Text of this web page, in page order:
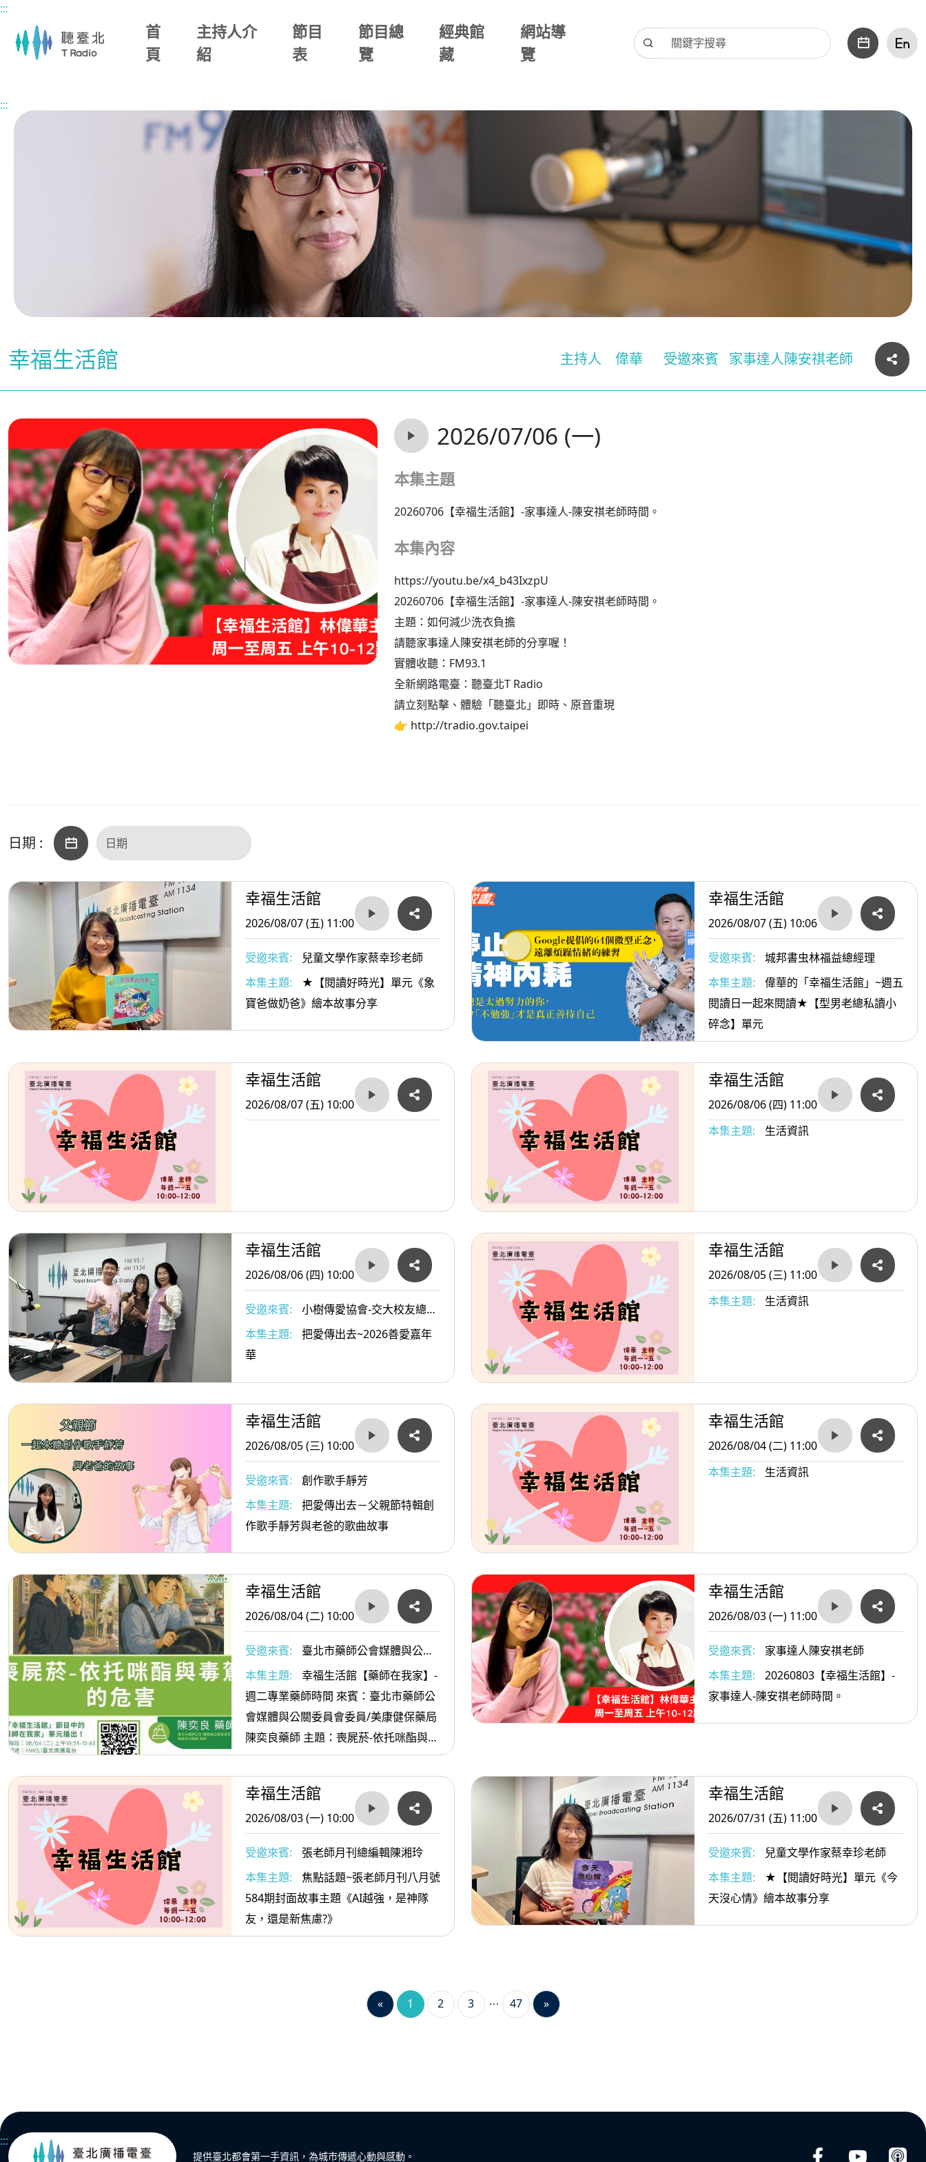
主要內容區塊
:::
首
頁
主持人介
紹
節目
表
節目總
覽
經典館
藏
網站導
覽
:::
幸福生活館 主持人 偉華 受邀來賓 家事達人陳安祺老師
2026/07/06 (一)
本集主題
20260706【幸福生活館】-家事達人-陳安祺老師時間。
本集內容
https://youtu.be/x4_b43IxzpU
20260706【幸福生活館】-家事達人-陳安祺老師時間。
主題：如何減少洗衣負擔
請聽家事達人陳安祺老師的分享喔！
實體收聽：FM93.1
全新網路電臺：聽臺北T Radio
請立刻點擊、體驗「聽臺北」即時、原音重現
👉 http://tradio.gov.taipei
日期 :
幸福生活館
2026/08/07 (五) 11:00
受邀來賓:
兒童文學作家蔡幸珍老師
本集主題:
★【閱讀好時光】單元《象
寶爸做奶爸》繪本故事分享
幸福生活館
2026/08/07 (五) 10:06
受邀來賓:
城邦書虫林福益總經理
本集主題:
偉華的「幸福生活館」~週五
閱讀日一起來閱讀★【型男老總私讀小
碎念】單元
幸福生活館
2026/08/07 (五) 10:00
幸福生活館
2026/08/06 (四) 11:00
本集主題:
生活資訊
幸福生活館
2026/08/06 (四) 10:00
受邀來賓:
小樹傳愛協會-交大校友總會
執行長/小樹傳愛協會副理事長/陳俊秀
與小樹傳愛協會發起人戴惠貞Dammy老
本集主題:
把愛傳出去~2026善愛嘉年
華
幸福生活館
2026/08/05 (三) 11:00
本集主題:
生活資訊
幸福生活館
2026/08/05 (三) 10:00
受邀來賓:
創作歌手靜芳
本集主題:
把愛傳出去－父親節特輯創
作歌手靜芳與老爸的歌曲故事
幸福生活館
2026/08/04 (二) 11:00
本集主題:
生活資訊
幸福生活館
2026/08/04 (二) 10:00
受邀來賓:
臺北市藥師公會媒體與公關
委員會委員/美康健保藥局陳奕良藥師
本集主題:
幸福生活館【藥師在我家】-
週二專業藥師時間 來賓：臺北市藥師公
會媒體與公關委員會委員/美康健保藥局
陳奕良藥師 主題：喪屍菸-依托咪酯與毒
駕的危害
幸福生活館
2026/08/03 (一) 11:00
受邀來賓:
家事達人陳安祺老師
本集主題:
20260803【幸福生活館】-
家事達人-陳安祺老師時間。
幸福生活館
2026/08/03 (一) 10:00
受邀來賓:
張老師月刊總編輯陳湘玲
本集主題:
焦點話題~張老師月刊八月號
584期封面故事主題《AI越強，是神隊
友，還是新焦慮?》
幸福生活館
2026/07/31 (五) 11:00
受邀來賓:
兒童文學作家蔡幸珍老師
本集主題:
★【閱讀好時光】單元《今
天沒心情》繪本故事分享
« 1 2 3 47 »
:::
提供臺北都會第一手資訊，為城市傳遞心動與感動。